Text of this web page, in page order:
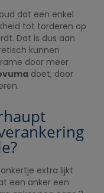
dat een enkel
tot torderen op
Dat is dus aan
kunnen
door meer
doet, door
extra lijkt
een anker een